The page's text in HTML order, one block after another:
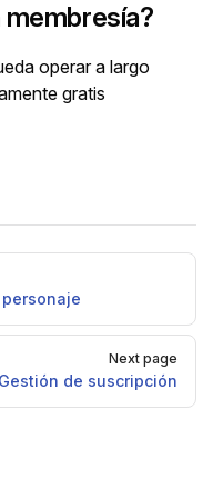
operar a largo
gratis
Next page
de suscripción